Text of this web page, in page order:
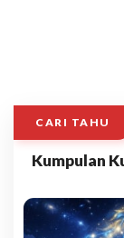
CARI TAHU
Kumpulan